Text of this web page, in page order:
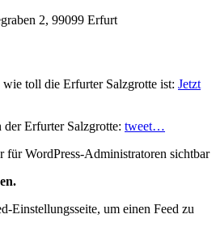
2, 99099 Erfurt
toll die Erfurter Salzgrotte ist: Jetzt
Erfurter Salzgrotte: tweet…
für WordPress-Administratoren sichtbar
Einstellungsseite, um einen Feed zu